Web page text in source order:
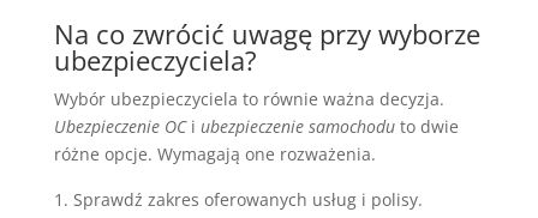
Na co zwrócić uwagę przy wyborze
ubezpieczyciela?
Wybór ubezpieczyciela to równie ważna decyzja.
Ubezpieczenie OCi ubezpieczenie samochoduto dwie
różne opcje. Wymagają one rozważenia.
Sprawdź zakres oferowanych usług i polisy.